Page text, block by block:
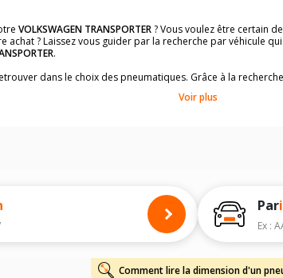
VOLKSWAGEN TRANSPORTER? Vous voulez être certain
achat ? Laissez vous guider par la recherche par véhicule
.
dans le choix des pneumatiques. Grâce à la
les dimensions de vos pneus ? Ces informations sont
charge et de vitesse, indispensables pour que votre
Voir plus
Par
Ex :
Comment lire la dimension d'un